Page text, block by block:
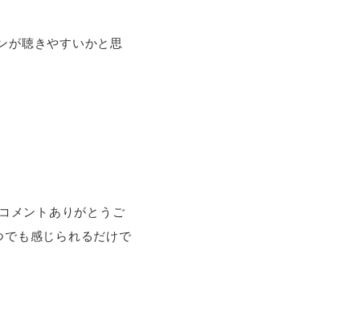
が聴きやすいかと思
メントありがとうご
も感じられるだけで